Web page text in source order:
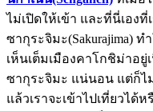
ไม่เปิดให้เข้า และที่นี่เองที่
ซากุระจิมะ(Sakurajima)
เห็นเต็มเมืองคาโกชิม่าอยู่
ซากุระจิมะ แน่นอน แต่ก็ไ
แล้วเราจะเข้าไปเที่ยวได้